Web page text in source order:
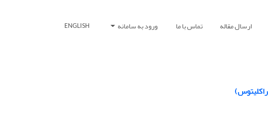
ارسال مقاله تماس با ما ورود به سامانه ENGLISH